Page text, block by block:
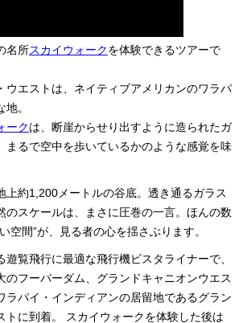
名所スカイウォーク を体験できるツアーで
ウエストは、ネイティブアメリカンのワラパ
。
ーク は、断崖からせり出すように造られたガ
まるで空中を歩いているかのような感覚を味
上約1,200メートルの谷底。透き通るガラス
のスケールは、まさに圧巻の一言。ほんの数
空間”が、見る者の心を揺さぶります。
遊覧飛行に最適な飛行機ビスタライナーで、
のフーバーダム、グランドキャニオンウエス
ラパイ・インディアンの居留地であるグラン
トに到着。 スカイウォークを体験した後は